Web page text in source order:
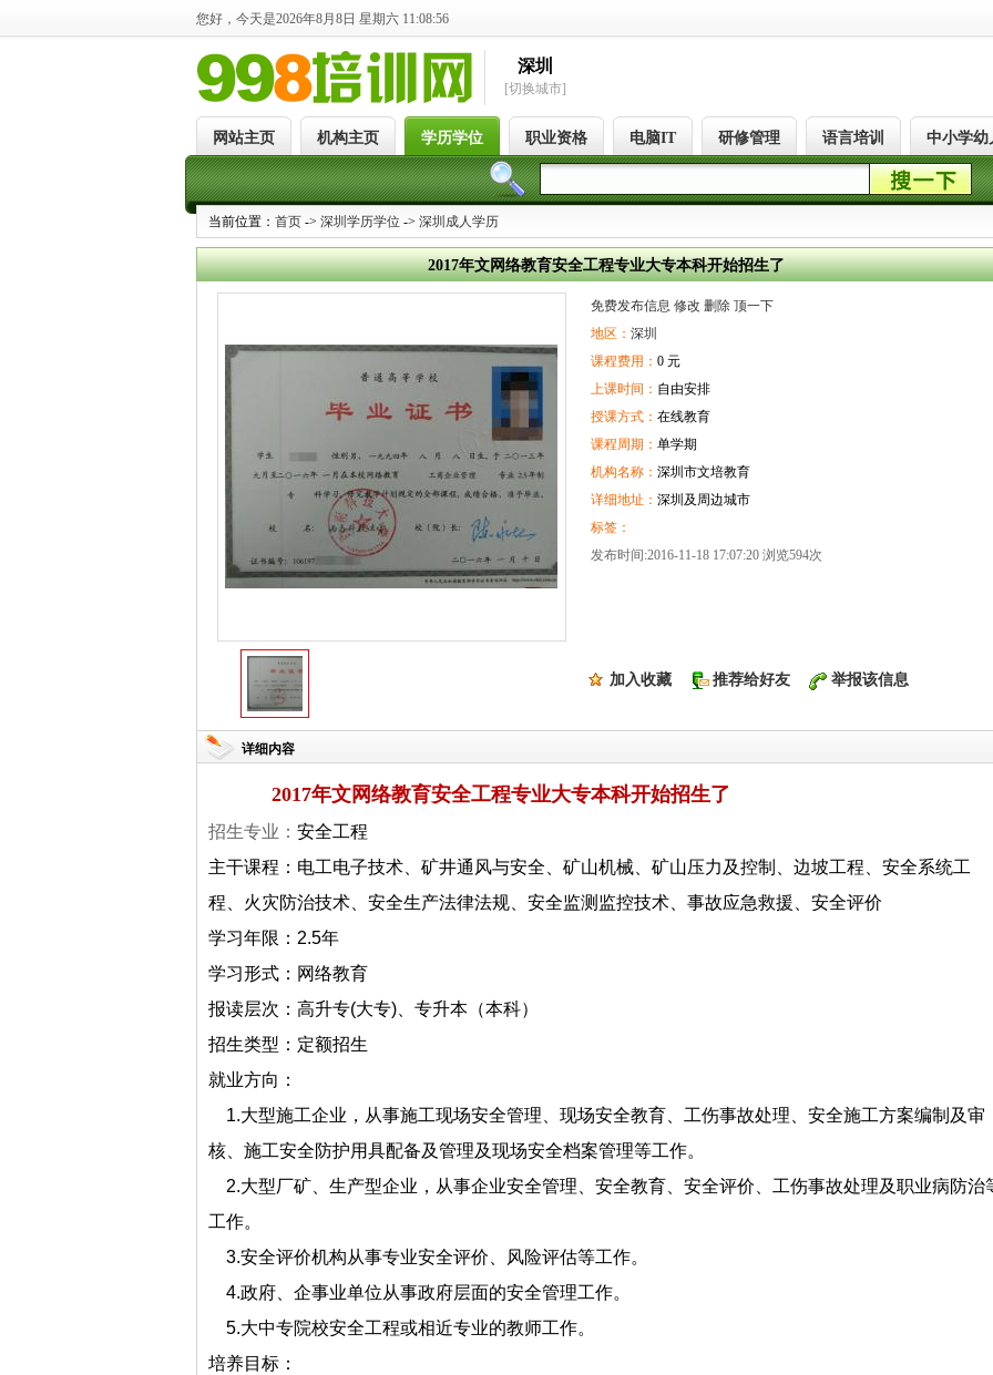
您好，今天是2026年8月8日 星期六 11:08:57
深圳
[切换城市]
网站主页 机构主页 学历学位 职业资格 电脑IT 研修管理 语言培训 中小学幼
当前位置： 首页 -> 深圳学历学位 -> 深圳成人学历
2017年文网络教育安全工程专业大专本科开始招生了
免费发布信息 修改 删除 顶一下
地区： 深圳
课程费用： 0 元
上课时间： 自由安排
授课方式： 在线教育
课程周期： 单学期
机构名称： 深圳市文培教育
详细地址： 深圳及周边城市
标签：
发布时间:2016-11-18 17:07:20 浏览594次
加入收藏 推荐给好友 举报该信息
详细内容
2017年文网络教育安全工程专业大专本科开始招生了
招生专业： 安全工程
主干课程：电工电子技术、矿井通风与安全、矿山机械、矿山压力及控制、边坡工程、安全系统工
程、火灾防治技术、安全生产法律法规、安全监测监控技术、事故应急救援、安全评价
学习年限：2.5年
学习形式：网络教育
报读层次：高升专(大专)、专升本（本科）
招生类型：定额招生
就业方向：
1.大型施工企业，从事施工现场安全管理、现场安全教育、工伤事故处理、安全施工方案编制及审
核、施工安全防护用具配备及管理及现场安全档案管理等工作。
2.大型厂矿、生产型企业，从事企业安全管理、安全教育、安全评价、工伤事故处理及职业病防治
工作。
3.安全评价机构从事专业安全评价、风险评估等工作。
4.政府、企事业单位从事政府层面的安全管理工作。
5.大中专院校安全工程或相近专业的教师工作。
培养目标：